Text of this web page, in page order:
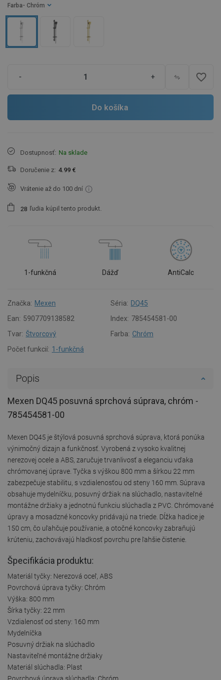
Farba - Chróm
- + favorite_border
Do košíka
Dostupnosť: Na sklade
Doručenie z: 4.99 €
Vrátenie až do 100 dní
28 ľudia kúpil tento produkt.
1-funkčná Dážď AntiCalc
Značka: Mexen Séria: DQ45
Ean: 5907709138582 Index: 785454581-00
Tvar: Štvorcový Farba: Chróm
Počet funkcií: 1-funkčná
Popis
Mexen DQ45 posuvná sprchová súprava, chróm -
785454581-00
Mexen DQ45 je štýlová posuvná sprchová súprava, ktorá ponúka
výnimočný dizajn a funkčnosť. Vyrobená z vysoko kvalitnej
nerezovej ocele a ABS, zaručuje trvanlivosť a eleganciu vďaka
chrómovanej úprave. Tyčka s výškou 800 mm a šírkou 22 mm
zabezpečuje stabilitu, s vzdialenosťou od steny 160 mm. Súprava
obsahuje mydelníčku, posuvný držiak na slúchadlo, nastaviteľné
montážne držiaky a jednotnú funkciu slúchadla z PVC. Chrómované
úpravy a mosadzné koncovky pridávajú na triede. Dĺžka hadice je
150 cm, čo uľahčuje používanie, a otočné koncovky zabraňujú
krúteniu, zachovávajú hladkosť povrchu pre ľahšie čistenie.
Špecifikácia produktu:
Materiál tyčky: Nerezová oceľ, ABS
Povrchová úprava tyčky: Chróm
Výška: 800 mm
Šírka tyčky: 22 mm
Vzdialenosť od steny: 160 mm
Mydelníčka
Posuvný držiak na slúchadlo
Nastaviteľné montážne držiaky
Materiál slúchadla: Plast
Povrchová úprava slúchadla: Chróm